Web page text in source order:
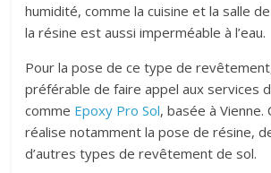
humidité, comme la cuisine et la salle
la résine est aussi imperméable à l’eau.
Pour la pose de ce type de
préférable de faire appel aux services
comme Epoxy Pro Sol, basée à
réalise notamment la pose de résine,
d’autres types de revêtement de sol.